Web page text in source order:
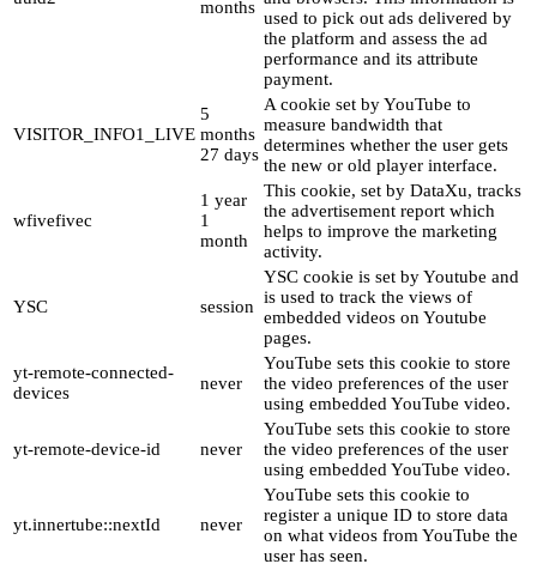
months
used to pick out ads delivered by
the platform and assess the ad
performance and its attribute
payment.
VISITOR_INFO1_LIVE
5
months
27 days
A cookie set by YouTube to
measure bandwidth that
determines whether the user gets
the new or old player interface.
wfivefivec
1 year
1
month
This cookie, set by DataXu, tracks
the advertisement report which
helps to improve the marketing
activity.
YSC session
YSC cookie is set by Youtube and
is used to track the views of
embedded videos on Youtube
pages.
yt-remote-connected-
devices
never
YouTube sets this cookie to store
the video preferences of the user
using embedded YouTube video.
yt-remote-device-id never
YouTube sets this cookie to store
the video preferences of the user
using embedded YouTube video.
yt.innertube::nextId never
YouTube sets this cookie to
register a unique ID to store data
on what videos from YouTube the
user has seen.